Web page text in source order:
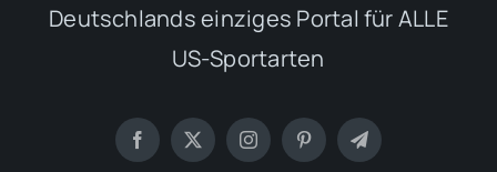
Deutschlands einziges Portal für ALLE
US-Sportarten